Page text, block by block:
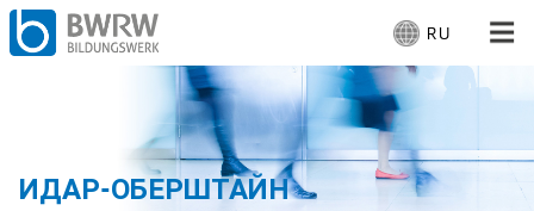
В
ы
б
е
р
и
RU
ИДАР-ОБЕРШТАЙН
Для компаний